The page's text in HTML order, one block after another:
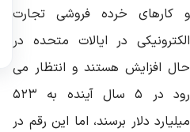
کارهای خرده فروشی تجارت
در ایالات متحده در
افزایش هستند و انتظار می
رود در ۵ سال آینده به ۵۲۳
دلار برسند، اما این رقم در